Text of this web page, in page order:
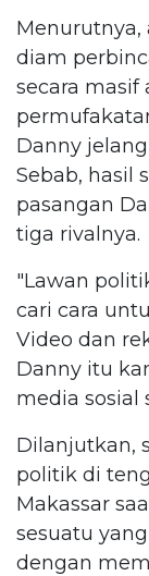
diam
secara masif
Danny
Sebab, hasil
pasangan
tiga rivalnya.
"Lawan
cari cara
Video dan
Danny itu
media sosial
Dilanjutkan,
politik di
Makassar
sesuatu
dengan